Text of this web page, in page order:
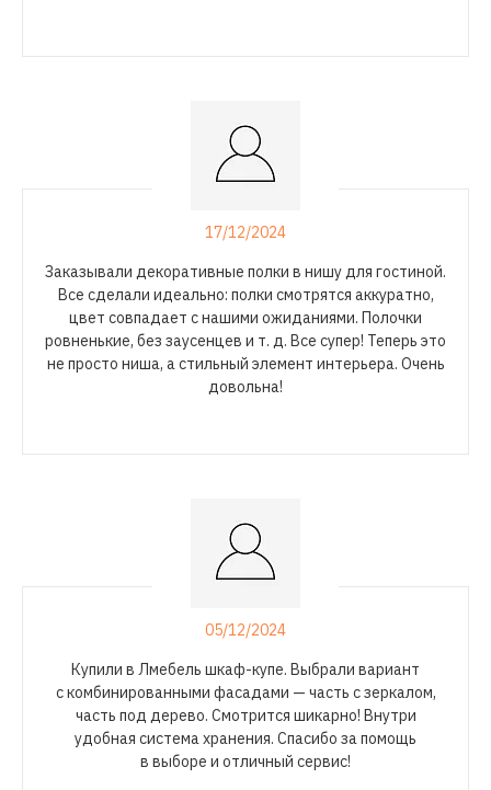
17/12/2024
Заказывали декоративные полки в нишу для гостиной.
Все сделали идеально: полки смотрятся аккуратно,
цвет совпадает с нашими ожиданиями. Полочки
ровненькие, без заусенцев и т. д. Все супер! Теперь это
не просто ниша, а стильный элемент интерьера. Очень
довольна!
05/12/2024
Купили в Лмебель шкаф-купе. Выбрали вариант
с комбинированными фасадами — часть с зеркалом,
часть под дерево. Смотрится шикарно! Внутри
удобная система хранения. Спасибо за помощь
в выборе и отличный сервис!